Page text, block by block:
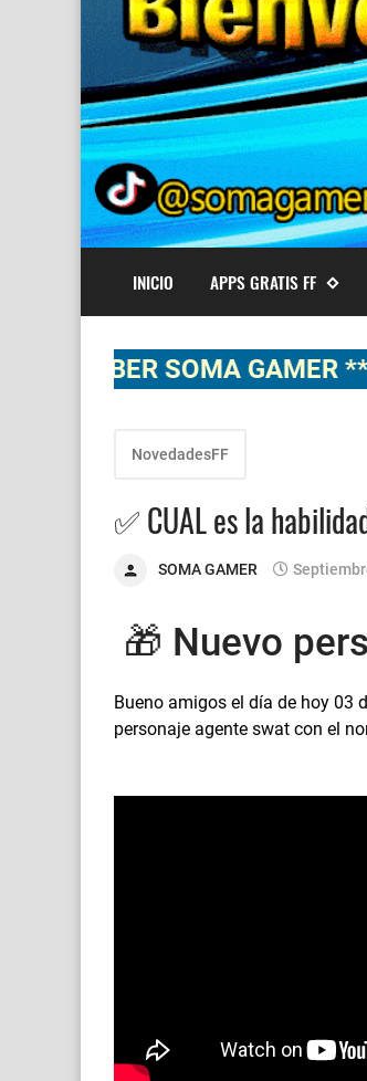
INICIO APPS GRATIS FF
SOMA GAMER **
NovedadesFF
✅ CUAL es la
SOMA GAMER
🎁 Nuevo
Bueno amigos el día de hoy 03
personaje agente swat con el